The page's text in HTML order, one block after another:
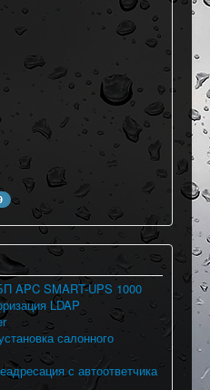
APC SMART-UPS 1000
LDAP
салонного
с автоответчика